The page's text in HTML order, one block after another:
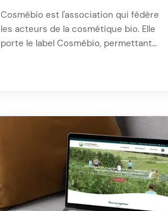
Cosmébio est l'association qui fédère
les acteurs de la cosmétique bio. Elle
porte le label Cosmébio, permettant